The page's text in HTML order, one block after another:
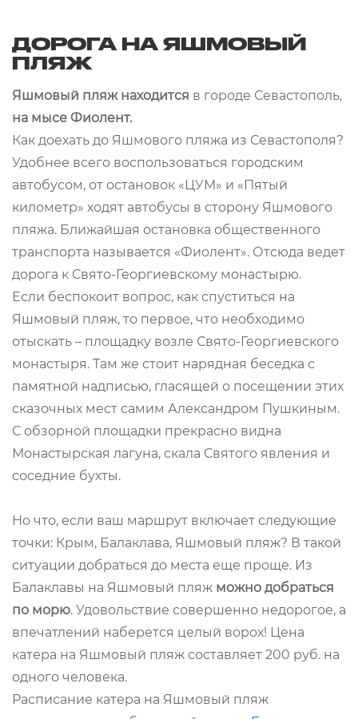
ДОРОГА НА ЯШМОВЫЙ
ПЛЯЖ
Яшмовый пляж находится в городе Севастополь,
на мысе Фиолент.
Как доехать до Яшмового пляжа из Севастополя?
Удобнее всего воспользоваться городским
автобусом, от остановок «ЦУМ» и «Пятый
километр» ходят автобусы в сторону Яшмового
пляжа. Ближайшая остановка общественного
транспорта называется «Фиолент». Отсюда ведет
дорога к Свято-Георгиевскому монастырю.
Если беспокоит вопрос, как спуститься на
Яшмовый пляж, то первое, что необходимо
отыскать – площадку возле Свято-Георгиевского
монастыря. Там же стоит нарядная беседка с
памятной надписью, гласящей о посещении этих
сказочных мест самим Александром Пушкиным.
С обзорной площадки прекрасно видна
Монастырская лагуна, скала Святого явления и
соседние бухты.
Но что, если ваш маршрут включает следующие
точки: Крым, Балаклава, Яшмовый пляж? В такой
ситуации добраться до места еще проще. Из
Балаклавы на Яшмовый пляж можно добраться
по морю. Удовольствие совершенно недорогое, а
впечатлений наберется целый ворох! Цена
катера на Яшмовый пляж составляет 200 руб. на
одного человека.
Расписание катера на Яшмовый пляж